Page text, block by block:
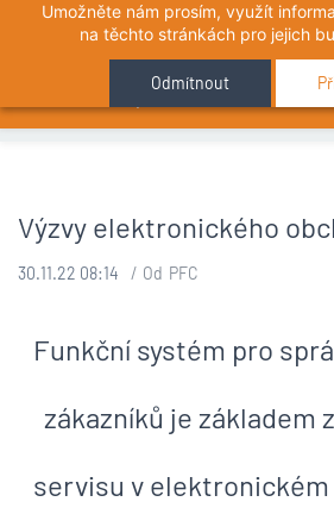
Umožněte nám prosím, využít
na těchto stránkách pro jejich
Odmítnout
Výzvy elektronického
30.11.22 08:14 Od PFC
Funkční systém pro
zákazníků je základem
servisu v
Omlouváme se, ale protože ze
všech stránkách samozřejmost,
souhlas s používáním našich